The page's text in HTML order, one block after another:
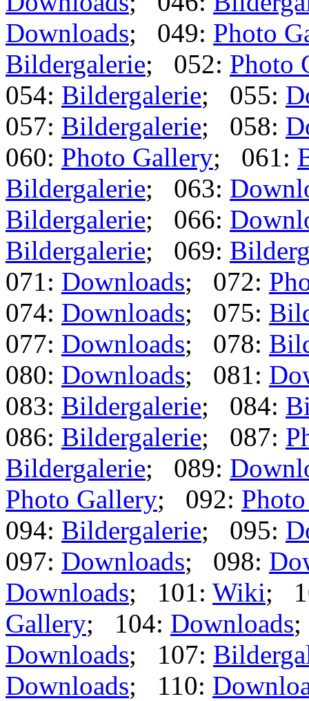
Downloads; 049: Photo
Bildergalerie; 052: Photo
054: Bildergalerie; 055:
057: Bildergalerie; 058:
060: Photo Gallery; 061:
Bildergalerie; 063:
Bildergalerie; 066:
Bildergalerie; 069:
071: Downloads; 072:
074: Downloads; 075:
077: Downloads; 078:
080: Downloads; 081:
083: Bildergalerie; 084:
086: Bildergalerie; 087:
Bildergalerie; 089:
Photo Gallery; 092:
094: Bildergalerie; 095:
097: Downloads; 098:
Downloads; 101: Wiki;
Gallery; 104: Downloads
Downloads; 107:
Downloads; 110: